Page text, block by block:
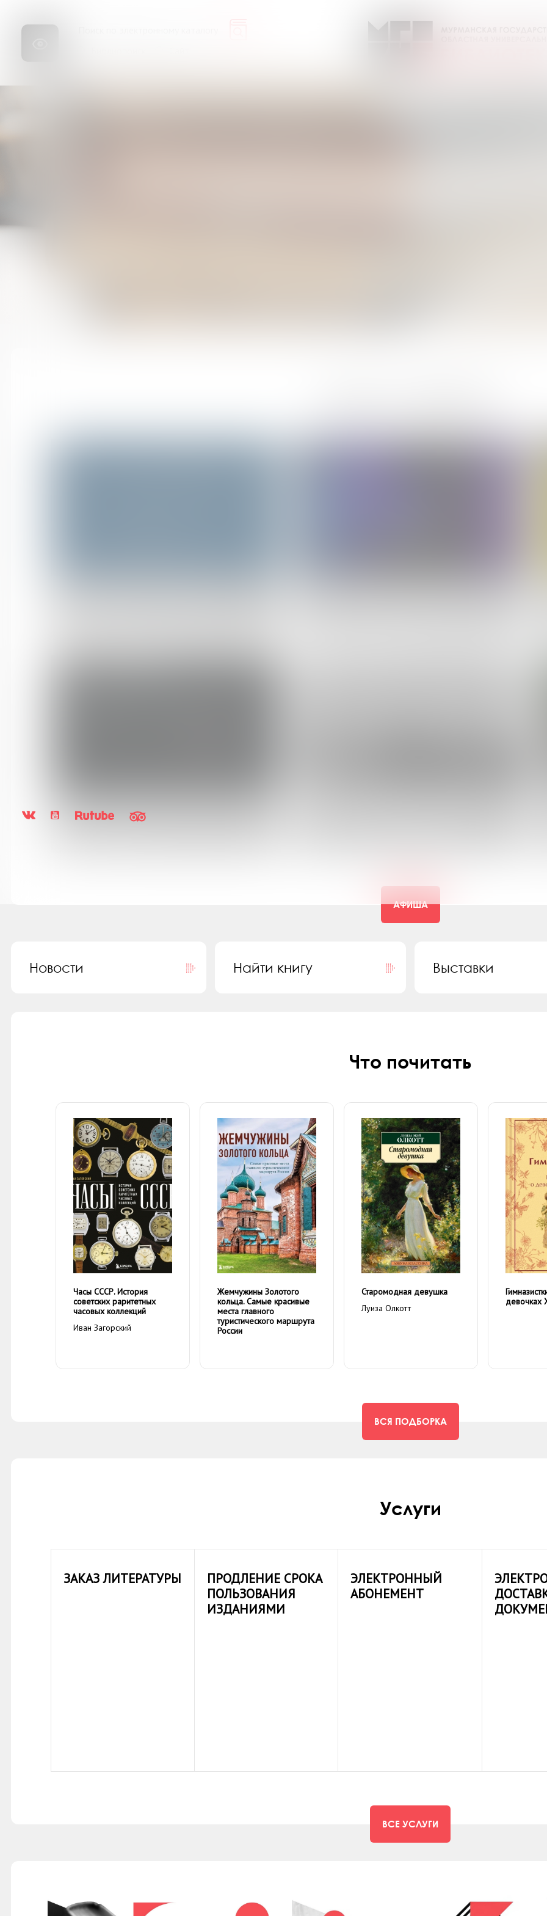
Открытый вечер «Наука всегда кстати.
АФИША
Новости Найти книгу Выставки
Что почитать
Часы СССР. История
советских раритетных
часовых коллекций
Иван Загорский
Жемчужины Золотого
кольца. Самые красивые
места главного
туристического маршрута
России
Старомодная девушка
Луиза Олкотт
девочках
ВСЯ ПОДБОРКА
Услуги
ЗАКАЗ ЛИТЕРАТУРЫ
ПРОДЛЕНИЕ СРОКА
ПОЛЬЗОВАНИЯ
ИЗДАНИЯМИ
ЭЛЕКТРОННЫЙ
АБОНЕМЕНТ
ВСЕ УСЛУГИ